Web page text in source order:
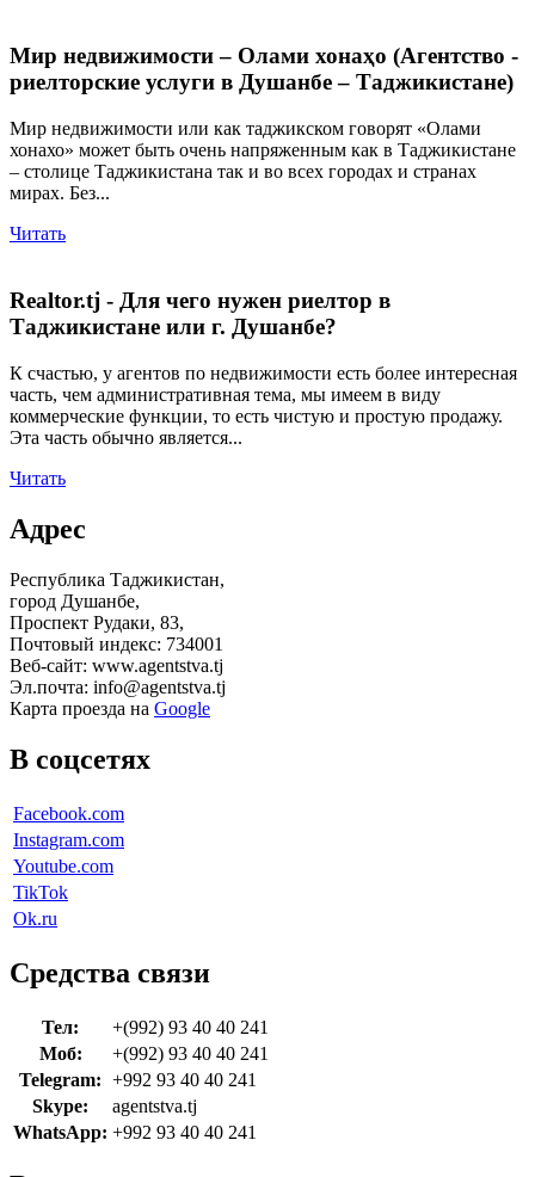
Мир недвижимости – Олами хонаҳо (Агентство -
риелторские услуги в Душанбе – Таджикистане)
Мир недвижимости или как таджикском говорят «Олами
хонахо» может быть очень напряженным как в Таджикистане
– столице Таджикистана так и во всех городах и странах
мирах. Без...
Читать
Realtor.tj - Для чего нужен риелтор в
Таджикистане или г. Душанбе?
К счастью, у агентов по недвижимости есть более интересная
часть, чем административная тема, мы имеем в виду
коммерческие функции, то есть чистую и простую продажу.
Эта часть обычно является...
Читать
Адрес
Республика Таджикистан,
город Душанбе,
Проспект Рудаки, 83,
Почтовый индекс: 734001
Веб-сайт: www.agentstva.tj
Эл.почта: info@agentstva.tj
Карта проезда на Google
В соцсетях
Facebook.com
Instagram.com
Youtube.com
TikTok
Ok.ru
Средства связи
Тел:
+(992) 93 40 40 241
Моб:
+(992) 93 40 40 241
Telegram: +992 93 40 40 241
Skype:
agentstva.tj
WhatsApp: +992 93 40 40 241